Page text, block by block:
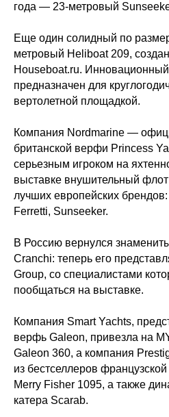
года — 23-метровый
Еще один солидный по
метровый Heliboat 209,
Houseboat.ru.
предназначен для
вертолетной площадкой.
Компания Nordmarine —
британской верфи Princess
серьезным игроком на
выставке внушительный
лучших европейских
Ferretti, Sunseeker.
В Россию вернулся
Cranchi: теперь его
Group, со специалистами
пообщаться на выставке.
Компания Smart Yachts,
верфь Galeon, привезла на
Galeon 360, а компания
из бестселлеров
Merry Fisher 1095, а также
катера Scarab.